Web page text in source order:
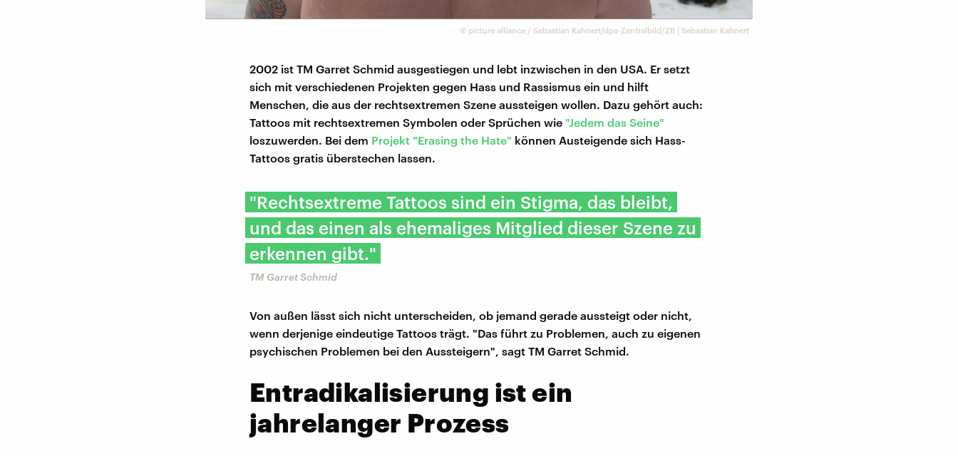
© picture alliance / Sebastian Kahnert/dpa-Zentralbild/ZB | Sebastian Kahnert
2002 ist TM Garret Schmid ausgestiegen und lebt inzwischen in den USA. Er setzt
sich mit verschiedenen Projekten gegen Hass und Rassismus ein und hilft
Menschen, die aus der rechtsextremen Szene aussteigen wollen. Dazu gehört auch:
Tattoos mit rechtsextremen Symbolen oder Sprüchen wie "Jedem das Seine"
loszuwerden. Bei dem Projekt "Erasing the Hate" können Austeigende sich Hass-
Tattoos gratis überstechen lassen.
"Rechtsextreme Tattoos sind ein Stigma, das bleibt,
und das einen als ehemaliges Mitglied dieser Szene zu
erkennen gibt."
TM Garret Schmid
Von außen lässt sich nicht unterscheiden, ob jemand gerade aussteigt oder nicht,
wenn derjenige eindeutige Tattoos trägt. "Das führt zu Problemen, auch zu eigenen
psychischen Problemen bei den Aussteigern", sagt TM Garret Schmid.
Entradikalisierung ist ein
jahrelanger Prozess